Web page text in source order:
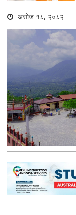
असोज १८, २०८२